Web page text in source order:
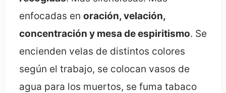
enfocadas en oración, velación,
concentración y mesa de espiritismo. Se
encienden velas de distintos colores
según el trabajo, se colocan vasos de
agua para los muertos, se fuma tabaco